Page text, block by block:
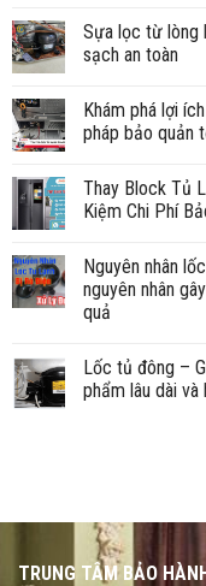
Sựa lọc từ lòng
sạch an toàn
Khám phá lợi
pháp bảo quản
Thay Block Tủ
Kiệm Chi Phí
Nguyên nhân
nguyên nhân
quả
Lốc tủ đông –
phẩm lâu dài và
TRUNG TÂM BẢO